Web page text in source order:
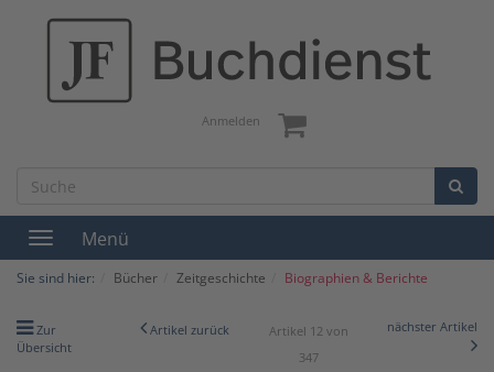
Anmelden
Toggle
navigation
Menü
Sie sind hier: Bücher Zeitgeschichte Biographien & Berichte
Zur
Übersicht
Artikel zurück
Artikel 12 von
347
nächster Artikel